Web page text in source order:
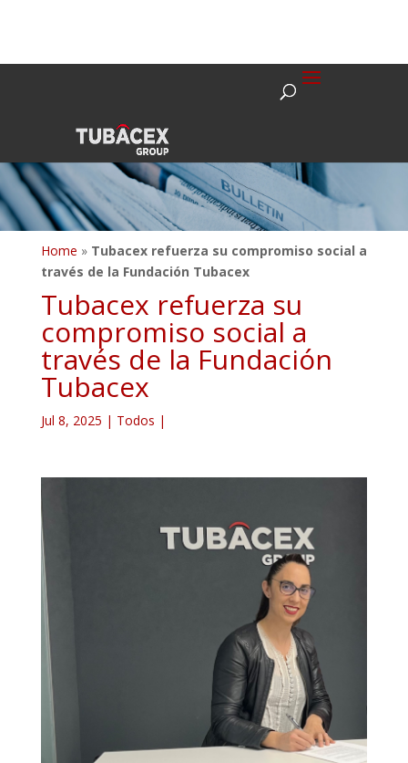
Home » Tubacex refuerza su compromiso social a
través de la Fundación Tubacex
Tubacex refuerza su
compromiso social a
través de la Fundación
Tubacex
Jul 8, 2025 | Todos |